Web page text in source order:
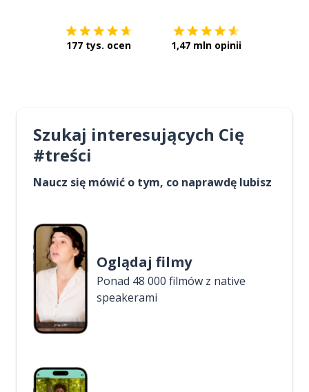
177 tys. ocen 1,47 mln opinii
Szukaj interesujących Cię
#treści
Naucz się mówić o tym, co naprawdę lubisz
Oglądaj filmy
Ponad 48 000 filmów z native
speakerami